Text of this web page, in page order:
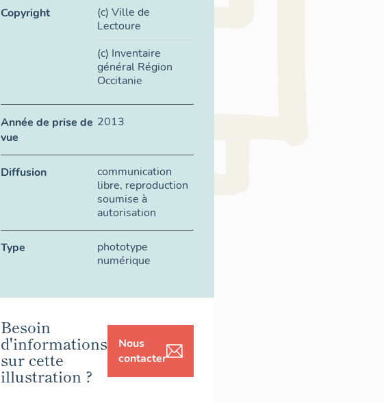
Copyright
(c) Ville de
Lectoure
(c) Inventaire
général Région
Occitanie
Année de prise de
vue
2013
Diffusion
communication
libre, reproduction
soumise à
autorisation
Type
phototype
numérique
Besoin
d'informations
sur cette
illustration ?
Nous
contacter